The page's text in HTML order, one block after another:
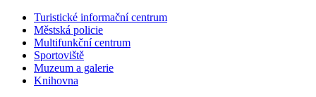
Turistické informační centrum
Městská policie
Multifunkční centrum
Sportoviště
Muzeum a galerie
Knihovna